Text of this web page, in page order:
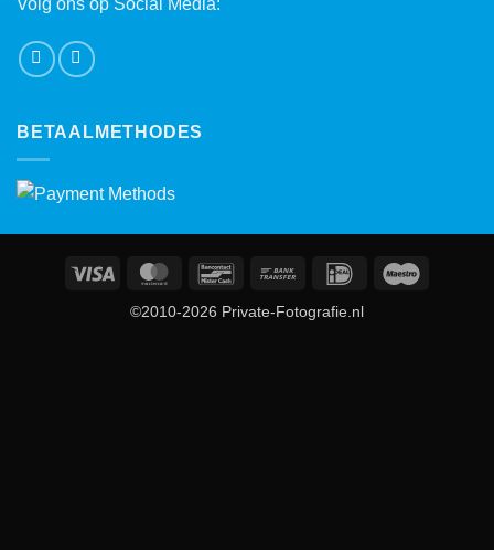
Volg ons op Social Media:
BETAALMETHODES
Visa MasterCardBancontactBank
IDeal
©2010-2026 Private-Fotografie.nl